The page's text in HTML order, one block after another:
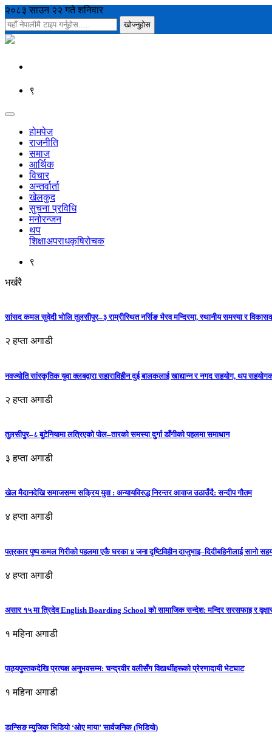
२०८३ साउन २२ गते शनिवार
९
होमपेज
राजनीति
समाज
आर्थिक
विचार
अन्तर्वार्ता
खेलकुद
सुचना प्रविधि
मनोरन्जन
थप
शिक्षाअपराधकृषिरोचक
९
भर्खरै
सांसद कमल सुवेदी भोलि तुलसीपुर–३ राम्रीस्थित नर्सिङ भैरव मन्दिरमा, स्थानीय समस्या र
२ हप्ता अगाडी
नवज्योति सांस्कृतिक युवा क्लबद्वारा सहाराविहीन दुई बालकलाई खाद्यान्न र नगद सहयोग, थप
२ हप्ता अगाडी
तुलसीपुर–८ बुटेनियामा लत्रिएको पोल–तारको समस्या दुर्गा डाँगीको पहलमा समाधान
३ हप्ता अगाडी
खेल मैदानदेखि समाजसम्म सक्रिय युवा : अन्यायविरुद्ध निरन्तर आवाज उठाउँदै: सन्दीप गौतम
४ हप्ता अगाडी
पत्रकार पुष्प कमल गिरीको पहलमा एकै घरका ४ जना दृष्टिविहीन दाजुभाइ–दिदीबहिनीलाई सानो
४ हप्ता अगाडी
असार १५ मा त्रिदेव English Boarding School को सामाजिक सन्देश: मन्दिर सरसफाइ र
१ महिना अगाडी
पाठ्यपुस्तकदेखि प्रत्यक्ष अनुभवसम्म: चन्द्रवीर वलीसँग विद्यार्थीहरूको प्रेरणादायी भेटघाट
१ महिना अगाडी
डान्सिङ म्युजिक भिडियो ‘ओए माया’ सार्वजनिक (भिडियो)